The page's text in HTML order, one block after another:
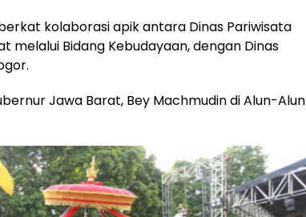
kolaborasi apik antara Dinas Pariwisata
melalui Bidang Kebudayaan, dengan Dinas
Jawa Barat, Bey Machmudin di Alun-Alun